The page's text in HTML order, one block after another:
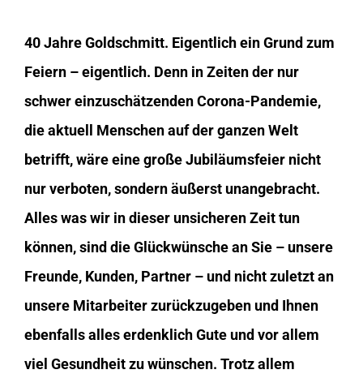
40 Jahre Goldschmitt. Eigentlich ein Grund zum
Feiern – eigentlich. Denn in Zeiten der nur
schwer einzuschätzenden Corona-Pandemie,
die aktuell Menschen auf der ganzen Welt
betrifft, wäre eine große Jubiläumsfeier nicht
nur verboten, sondern äußerst unangebracht.
Alles was wir in dieser unsicheren Zeit tun
können, sind die Glückwünsche an Sie – unsere
Freunde, Kunden, Partner – und nicht zuletzt an
unsere Mitarbeiter zurückzugeben und Ihnen
ebenfalls alles erdenklich Gute und vor allem
viel Gesundheit zu wünschen. Trotz allem